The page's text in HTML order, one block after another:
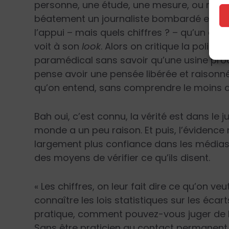
personne, une étude, une mesure, ou
béatement un journaliste bombardé
l’appui – mais quels chiffres ? – qu’un
voit à son look. Alors on critique la
paramédical sans savoir qu’une usine
pense avoir une pensée libérée et
qu’on entend, sans comprendre le moins
Bah oui, c’est connu, la vérité est dans le
monde a un peu raison. Et puis,
largement plus confiance dans les
des moyens de vérifier ce qu’ils disent.
« Les chiffres, on leur fait dire ce qu’on
connaître les lois statistiques sur les
pratique, comment pouvez-vous juger de